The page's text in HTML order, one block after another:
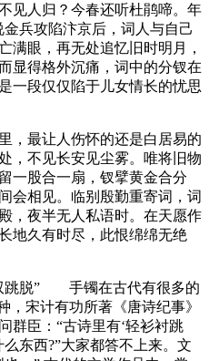
见人归？今春还听杜鹃啼。年
兵攻陷汴京后，词人与自己
满眼，再无处追忆旧时明月，
显得格外沉痛，词中的分钗在
一段仅仅陷于儿女情长的忧思
，最让人伤怀的还是白居易的
，不见长安见尘雾。唯将旧物
一股合一扇，钗擘黄金合分
会相见。临别殷勤重寄词，词
，夜半无人私语时。在天愿作
地久有时尽，此恨绵绵无绝
脱” 手镯在古代有很多的
宋计有功所著《唐诗纪事》
群臣：“古诗里有‘轻衫衬跳
东西?”大家都答不上来。文